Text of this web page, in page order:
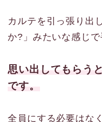
カルテを引っ張り出
か?」みたいな感じで
思い出してもらう
です。
全員にする必要はな